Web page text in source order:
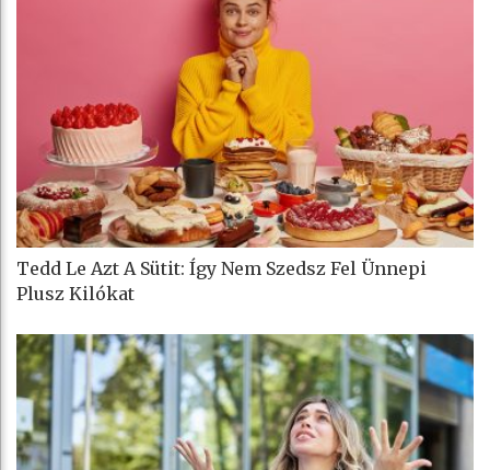
Tedd Le Azt A Sütit: Így Nem Szedsz Fel Ünnepi
Plusz Kilókat